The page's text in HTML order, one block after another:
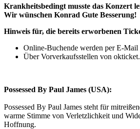
Krankheitsbedingt musste das Konzert
Wir wünschen Konrad Gute Besserung!
Hinweis für, die bereits erworbenen
Online-Buchende werden per E-
Über Vorverkaufsstellen von
Possessed By Paul James (USA):
Possessed By Paul James steht für
warme Stimme von Verletzlichkeit und
Hoffnung.